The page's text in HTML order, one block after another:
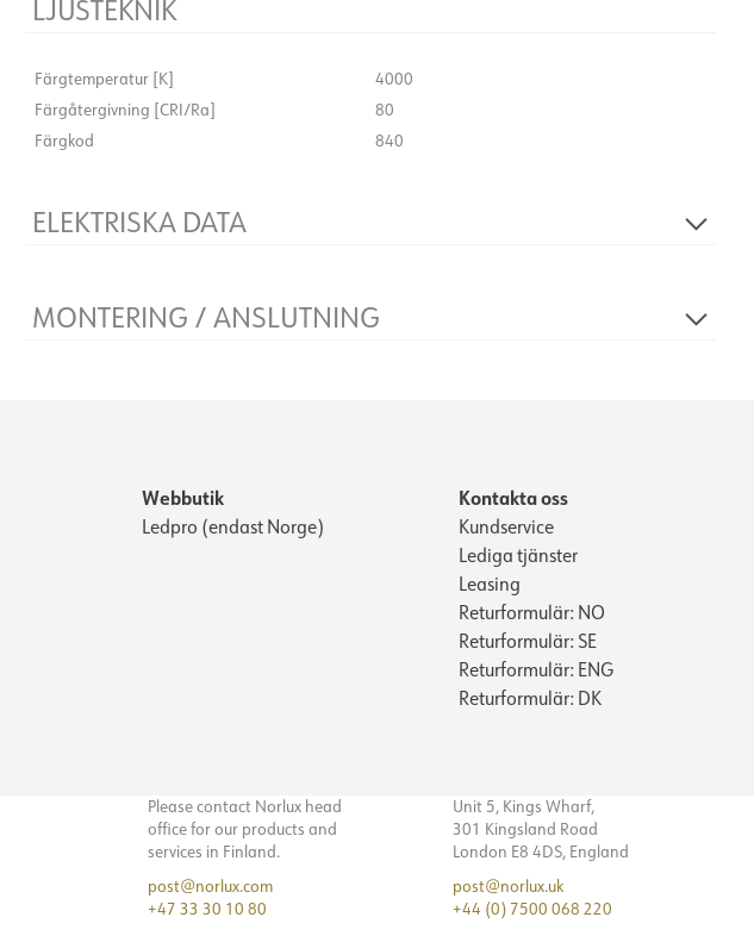
LJUSTEKNIK
Färgtemperatur [K]
4000
Färgåtergivning [CRI/Ra]
80
Färgkod
840
ELEKTRISKA DATA
Spänning [V]
230V 50Hz
Systemeffekt [W]
MONTERING / ANSLUTNING
Webbutik
Ledpro (endast Norge)
Kontakta oss
Kundservice
Lediga tjänster
Leasing
Returformulär: NO
Returformulär: SE
Returformulär: ENG
Returformulär: DK
Please contact Norlux head
office for our products and
services in Finland.
post@norlux.com
+47 33 30 10 80
Unit 5, Kings Wharf,
301 Kingsland Road
London E8 4DS, England
post@norlux.uk
+44 (0) 7500 068 220